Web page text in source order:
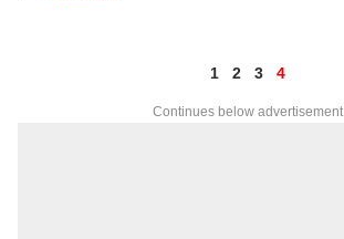
1 2 3 4
Continues below advertisement